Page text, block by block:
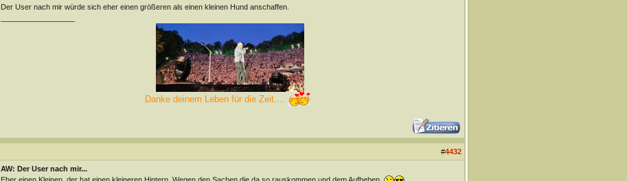
Der User nach mir würde sich eher einen größeren als einen kleinen Hund anschaffen.
Danke deinem Leben für die Zeit....
#4432
AW: Der User nach mir...